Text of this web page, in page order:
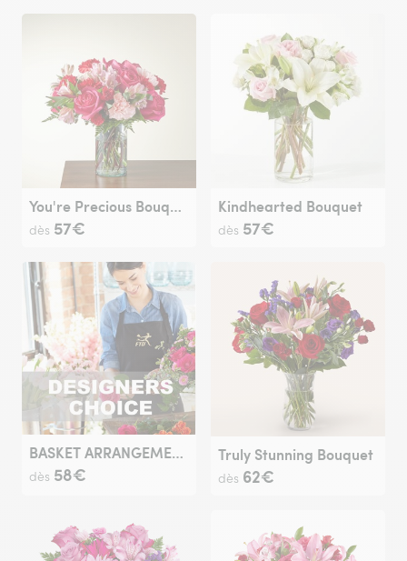
You're Precious Bouquet
dès 57€
Kindhearted Bouquet
dès 57€
BASKET ARRANGEMENT
dès 58€
Truly Stunning Bouquet
dès 62€